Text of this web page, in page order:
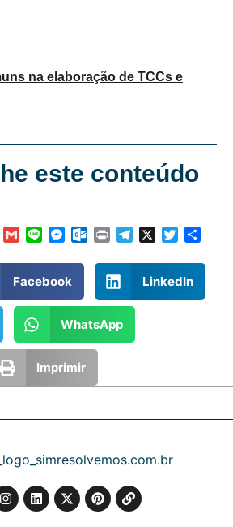
na elaboração de TCCs e
este conteúdo
Copy GmailLine Messenger
Outlook.com
Print Telegram Twitter
Facebook LinkedIn
WhatsApp
Imprimir